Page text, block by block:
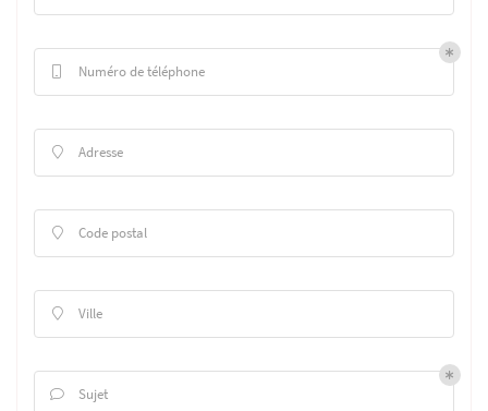
Numéro de téléphone
 Adresse
 Code postal
 Ville
 Sujet